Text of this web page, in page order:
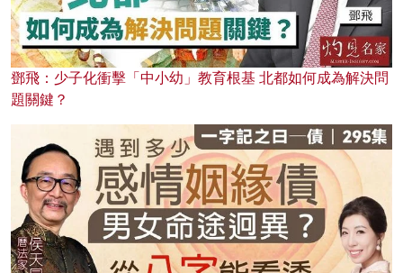
鄧飛：少子化衝擊「中小幼」教育根基 北都如何成為解決問
題關鍵？